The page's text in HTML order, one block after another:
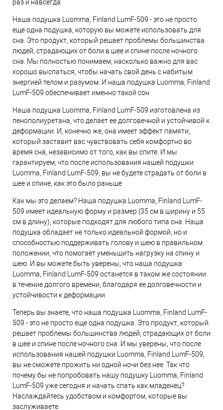
раз и навсегда
Наша подушка Luomma, Finland LumF-509 - это не просто
еще одна подушка, которую вы можете использовать для
сна. Это продукт, который решает проблемы большинства
людей, страдающих от боли в шее и спине после ночного
сна. Мы полностью понимаем, насколько важно для вас
хорошо выспаться, чтобы начать свой день с набитым
энергией телом и разумом. И наша подушка Luomma, Finland
LumF-509 обеспечивает именно такой сон
Наша подушка Luomma, Finland LumF-509 изготовлена из
пенополиуретана, что делает ее долговечной и устойчивой к
деформации. И, конечно же, она имеет эффект памяти,
который заставит вас чувствовать себя комфортно во
время сна, независимо от того, как вы спите. И мы
гарантируем, что после использования нашей подушки
Luomma, Finland LumF-509, вы не будете страдать от боли в
шее и спине, как это было раньше
Как мы это делаем? Наша подушка Luomma, Finland LumF-
509 имеет идеальную форму и размер (35 см в ширину и 55
см в длину), которые подходят для любого типа сна. Наша
подушка обладает не только идеальной формой, но и
способностью поддерживать голову и шею в правильном
положении, что помогает уменьшить нагрузку на спину и
шею. И вы можете быть уверены, что наша подушка
Luomma, Finland LumF-509 останется в таком же состоянии
в течение долгого времени, благодаря ее долговечности и
устойчивости к деформации
Теперь вы знаете, что наша подушка Luomma, Finland LumF-
509 - это не просто еще одна подушка. Это продукт, который
решает проблемы большинства людей, страдающих от боли
в шее и спине после ночного сна. И мы уверены, что после
использования нашей подушки Luomma, Finland LumF-509,
вы не сможете прожить ни одной ночи без нее. Так что
почему бы не попробовать нашу подушку Luomma, Finland
LumF-509 уже сегодня и начать спать как младенец?
Наслаждайтесь удобством и комфортом, которые вы
заслуживаете